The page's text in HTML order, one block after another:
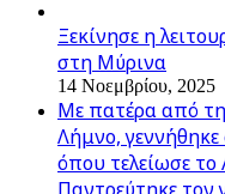
Ξεκίνησε η
στη Μύρινα
14 Νοεμβρίου, 2025
Με πατέρα από
Λήμνο, γεννήθηκε
όπου τελείωσε
Παντρεύτηκε τον